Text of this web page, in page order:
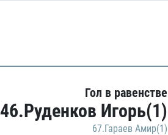
Гол в равенстве
46.Руденков Игорь(1)
67.Гараев Амир(1)